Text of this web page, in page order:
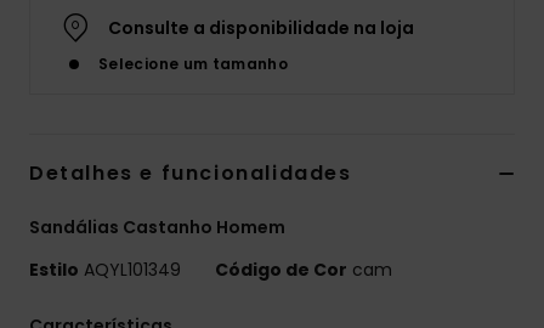
Consulte a disponibilidade na loja
Selecione um tamanho
Detalhes e funcionalidades
Sandálias Castanho Homem
Estilo AQYL101349 Código de Cor cam